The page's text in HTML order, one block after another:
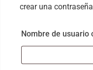
crear una
Nombre de usuario